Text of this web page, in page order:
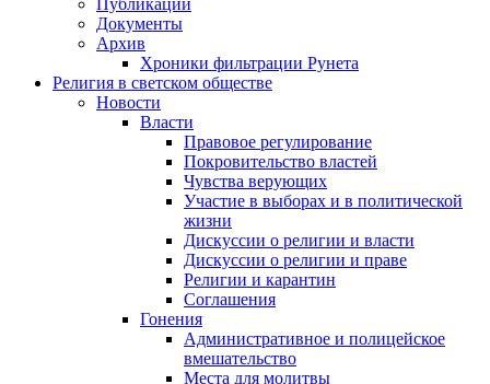
Публикации
Документы
Архив
Хроники фильтрации Рунета
Религия в светском обществе
Новости
Власти
Правовое регулирование
Покровительство властей
Чувства верующих
Участие в выборах и в политической
жизни
Дискуссии о религии и власти
Дискуссии о религии и праве
Религии и карантин
Соглашения
Гонения
Административное и полицейское
вмешательство
Места для молитвы